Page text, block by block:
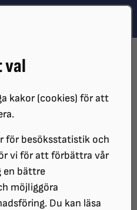
val
kakor (cookies) för att
för besöksstatistik och
vi för att förbättra vår
en bättre
möjliggöra
Du kan läsa
så har
fyra
detta sköts av